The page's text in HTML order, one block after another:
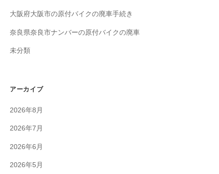
大阪府大阪市の原付バイクの廃車手続き
奈良県奈良市ナンバーの原付バイクの廃車
未分類
アーカイブ
2026年8月
2026年7月
2026年6月
2026年5月